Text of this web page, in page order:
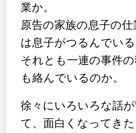
業か。
原告の家族の息子の
は息子がつるんでいる
それとも一連の事件
も絡んでいるのか。
徐々にいろいろな話
て、面白くなってきた